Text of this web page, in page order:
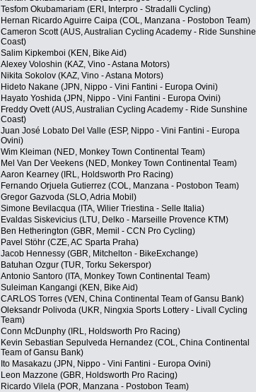
Tesfom Okubamariam (ERI, Interpro - Stradalli Cycling)
Hernan Ricardo Aguirre Caipa (COL, Manzana - Postobon Team)
Cameron Scott (AUS, Australian Cycling Academy - Ride Sunshine
Coast)
Salim Kipkemboi (KEN, Bike Aid)
Alexey Voloshin (KAZ, Vino - Astana Motors)
Nikita Sokolov (KAZ, Vino - Astana Motors)
Hideto Nakane (JPN, Nippo - Vini Fantini - Europa Ovini)
Hayato Yoshida (JPN, Nippo - Vini Fantini - Europa Ovini)
Freddy Ovett (AUS, Australian Cycling Academy - Ride Sunshine
Coast)
Juan José Lobato Del Valle (ESP, Nippo - Vini Fantini - Europa
Ovini)
Wim Kleiman (NED, Monkey Town Continental Team)
Mel Van Der Veekens (NED, Monkey Town Continental Team)
Aaron Kearney (IRL, Holdsworth Pro Racing)
Fernando Orjuela Gutierrez (COL, Manzana - Postobon Team)
Gregor Gazvoda (SLO, Adria Mobil)
Simone Bevilacqua (ITA, Wilier Triestina - Selle Italia)
Evaldas Siskevicius (LTU, Delko - Marseille Provence KTM)
Ben Hetherington (GBR, Memil - CCN Pro Cycling)
Pavel Stöhr (CZE, AC Sparta Praha)
Jacob Hennessy (GBR, Mitchelton - BikeExchange)
Batuhan Ozgur (TUR, Torku Sekerspor)
Antonio Santoro (ITA, Monkey Town Continental Team)
Suleiman Kangangi (KEN, Bike Aid)
CARLOS Torres (VEN, China Continental Team of Gansu Bank)
Oleksandr Polivoda (UKR, Ningxia Sports Lottery - Livall Cycling
Team)
Conn McDunphy (IRL, Holdsworth Pro Racing)
Kevin Sebastian Sepulveda Hernandez (COL, China Continental
Team of Gansu Bank)
Ito Masakazu (JPN, Nippo - Vini Fantini - Europa Ovini)
Leon Mazzone (GBR, Holdsworth Pro Racing)
Ricardo Vilela (POR, Manzana - Postobon Team)